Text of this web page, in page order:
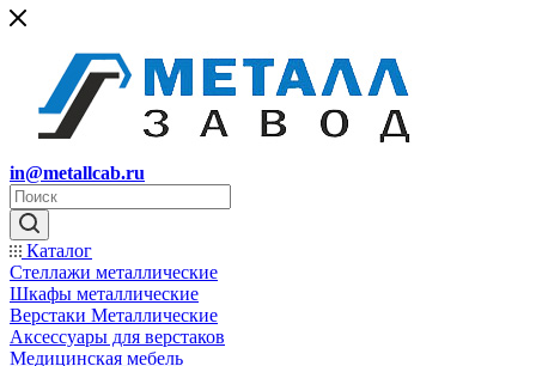
in@metallcab.ru
Каталог
Стеллажи металлические
Шкафы металлические
Верстаки Металлические
Аксессуары для верстаков
Медицинская мебель